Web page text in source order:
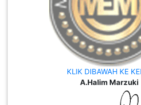
KLIK DIBAWAH KE
A.Halim Marzuki